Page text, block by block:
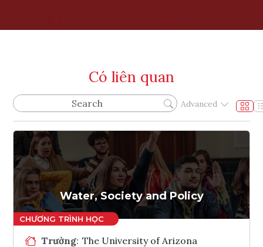
Có liên quan
Advanced
Water, Society and Policy
Trường: The University of Arizona